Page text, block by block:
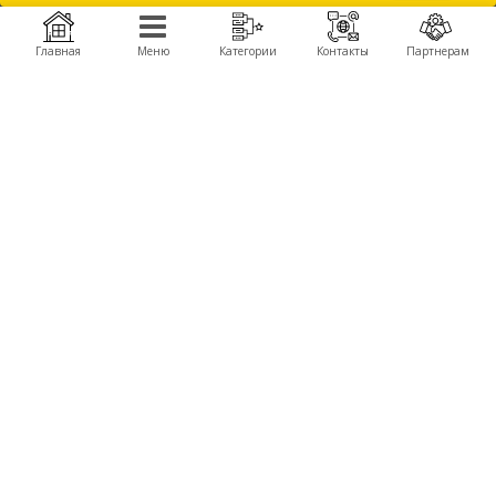
моторы, пропеллеры, аккумуляторы, зарядные, полетные контроллеры, камеры,
подвесы, детали для сборки, FPV компоненты и комплектующие запчасти для
производства дронов, беспилотников, БПЛА.
Главная Меню Категории Контакты Партнерам